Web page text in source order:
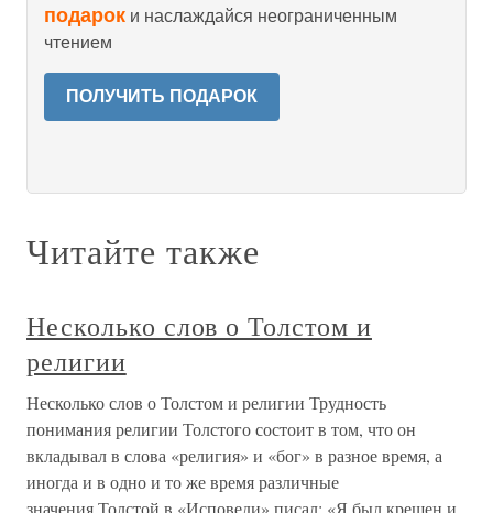
подарок и наслаждайся неограниченным
чтением
ПОЛУЧИТЬ ПОДАРОК
Читайте также
Несколько слов о Толстом и
религии
Несколько слов о Толстом и религии Трудность
понимания религии Толстого состоит в том, что он
вкладывал в слова «религия» и «бог» в разное время, а
иногда и в одно и то же время различные
значения.Толстой в «Исповеди» писал: «Я был крещен и